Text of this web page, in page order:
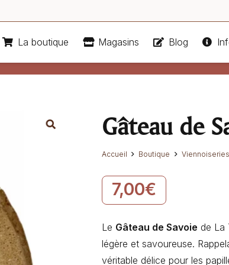
La boutique Magasins Blog
Gâteau de
Accueil Boutique Viennoiseries
7,00€
Le Gâteau de Savoie de La
légère et savoureuse.
véritable délice pour les